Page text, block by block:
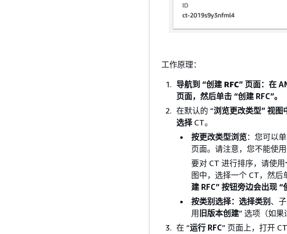
工作原理：
导航到 “创建 RFC” 页面：在
页面，然后单击 “创建 RFC”。
在默认的 “浏览更改类型” 视图
选择CT。
按更改类型浏览：您可以
页面。请注意，您不能使
要对 CT 进行排序，请使用
图中，选择一个 CT，然后
建 RFC” 按钮旁边会出现 “
按类别选择：选择类别 、
用 旧版本创建” 选项（如果
在 “运行 RFC” 页面上，打开